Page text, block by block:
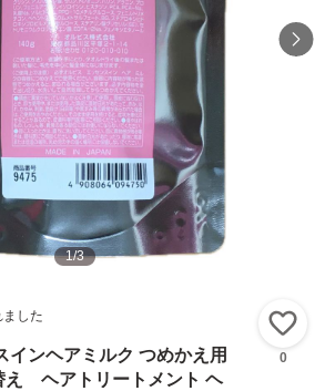
1/3
した
インヘアミルク つめかえ用
え ヘアトリートメント ヘ
0